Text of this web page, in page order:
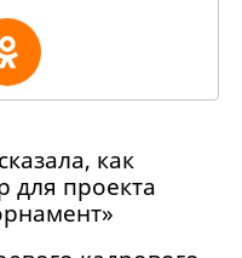
как
для проекта